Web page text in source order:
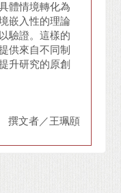
體情境轉化為
嵌入性的理論
驗證。這樣的
供來自不同制
升研究的原創
撰文者／王珮頤